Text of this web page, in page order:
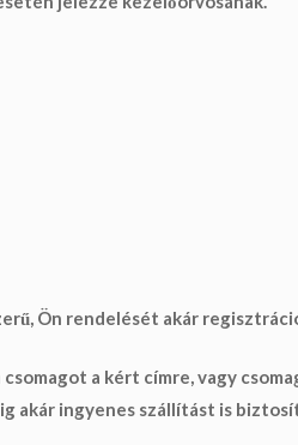
Ön rendelését akár
a kért címre, vagy
akár ingyenes szállítást is